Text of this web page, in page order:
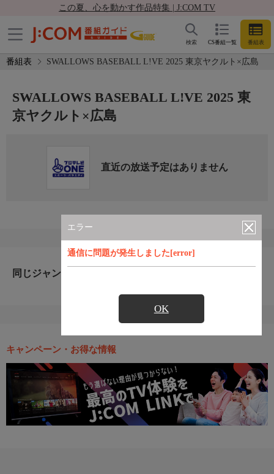
この夏、心を動かす作品特集 | J:COM TV
CS番組一覧 番組表
検索
番組表 SWALLOWS BASEBALL L!VE 2025 東京ヤクルト×広島
エラー
通信に問題が発生しました[error]
OK
SWALLOWS BASEBALL L!VE 2025 東
京ヤクルト×広島
直近の放送予定はありません
同じジャンルのおすすめ番組
キャンペーン・お得な情報